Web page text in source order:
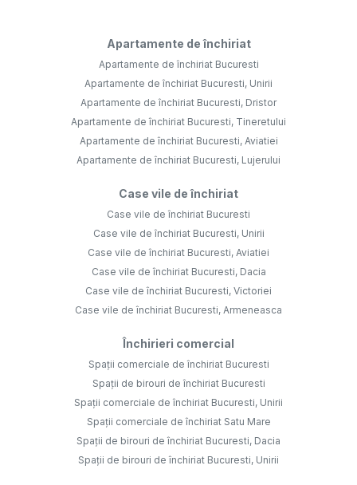
Apartamente de închiriat
Apartamente de închiriat Bucuresti
Apartamente de închiriat Bucuresti, Unirii
Apartamente de închiriat Bucuresti, Dristor
Apartamente de închiriat Bucuresti, Tineretului
Apartamente de închiriat Bucuresti, Aviatiei
Apartamente de închiriat Bucuresti, Lujerului
Case vile de închiriat
Case vile de închiriat Bucuresti
Case vile de închiriat Bucuresti, Unirii
Case vile de închiriat Bucuresti, Aviatiei
Case vile de închiriat Bucuresti, Dacia
Case vile de închiriat Bucuresti, Victoriei
Case vile de închiriat Bucuresti, Armeneasca
Închirieri comercial
Spații comerciale de închiriat Bucuresti
Spații de birouri de închiriat Bucuresti
Spații comerciale de închiriat Bucuresti, Unirii
Spații comerciale de închiriat Satu Mare
Spații de birouri de închiriat Bucuresti, Dacia
Spații de birouri de închiriat Bucuresti, Unirii